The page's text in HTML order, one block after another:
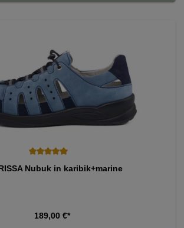
Nubuk in karibik+marine
189,00 €*